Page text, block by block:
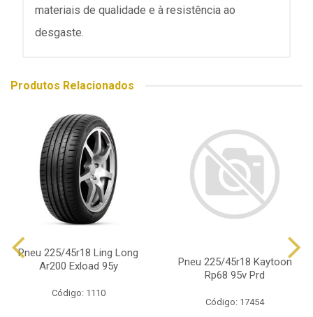
materiais de qualidade e à resistência ao
desgaste.
Produtos Relacionados
Pneu 225/45r18 Ling Long
Ar200 Exload 95y
Código: 1110
Pneu 225/45r18 Kaytoon
Rp68 95v Prd
Código: 17454